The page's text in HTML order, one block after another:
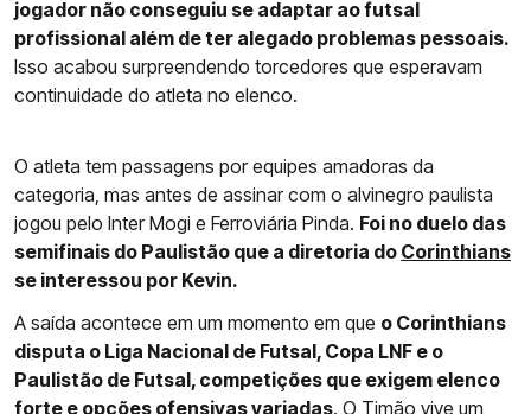
jogador não conseguiu se adaptar ao futsal
profissional além de ter alegado problemas pessoais.
Isso acabou surpreendendo torcedores que esperavam
continuidade do atleta no elenco.
O atleta tem passagens por equipes amadoras da
categoria, mas antes de assinar com o alvinegro paulista
jogou pelo Inter Mogi e Ferroviária Pinda. Foi no duelo das
semifinais do Paulistão que a diretoria do Corinthians
se interessou por Kevin.
A saída acontece em um momento em que o Corinthians
disputa o Liga Nacional de Futsal, Copa LNF e o
Paulistão de Futsal, competições que exigem elenco
forte e opções ofensivas variadas. O Timão vive um